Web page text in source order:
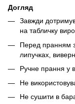
Догляд
Завжди
на табличку
Перед пранням
липучках,
Ручне прання у
Не
Не сушити в